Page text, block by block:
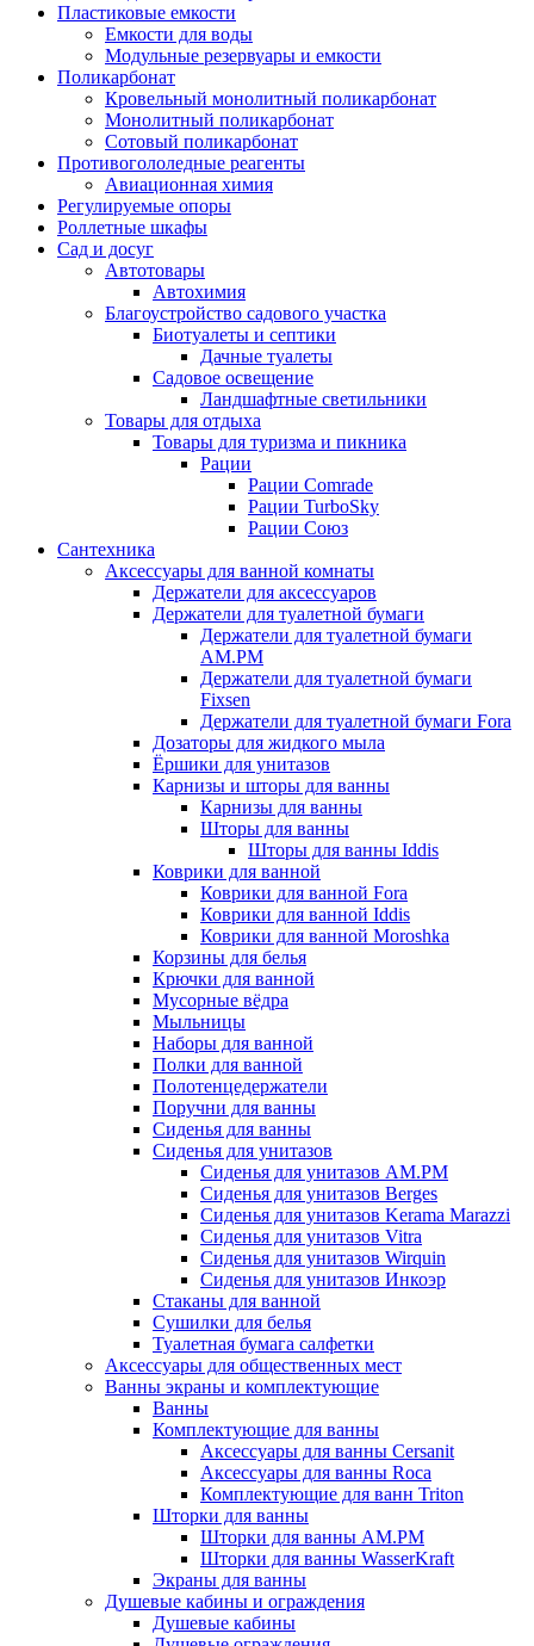
Пластиковые емкости
Емкости для воды
Модульные резервуары и емкости
Поликарбонат
Кровельный монолитный поликарбонат
Монолитный поликарбонат
Сотовый поликарбонат
Противогололедные реагенты
Авиационная химия
Регулируемые опоры
Роллетные шкафы
Сад и досуг
Автотовары
Автохимия
Благоустройство садового участка
Биотуалеты и септики
Дачные туалеты
Садовое освещение
Ландшафтные светильники
Товары для отдыха
Товары для туризма и пикника
Рации
Рации Comrade
Рации TurboSky
Рации Союз
Сантехника
Аксессуары для ванной комнаты
Держатели для аксессуаров
Держатели для туалетной бумаги
Держатели для туалетной бумаги
AM.PM
Держатели для туалетной бумаги
Fixsen
Держатели для туалетной бумаги Fora
Дозаторы для жидкого мыла
Ёршики для унитазов
Карнизы и шторы для ванны
Карнизы для ванны
Шторы для ванны
Шторы для ванны Iddis
Коврики для ванной
Коврики для ванной Fora
Коврики для ванной Iddis
Коврики для ванной Moroshka
Корзины для белья
Крючки для ванной
Мусорные вёдра
Мыльницы
Наборы для ванной
Полки для ванной
Полотенцедержатели
Поручни для ванны
Сиденья для ванны
Сиденья для унитазов
Сиденья для унитазов AM.PM
Сиденья для унитазов Berges
Сиденья для унитазов Kerama Marazzi
Сиденья для унитазов Vitra
Сиденья для унитазов Wirquin
Сиденья для унитазов Инкоэр
Стаканы для ванной
Сушилки для белья
Туалетная бумага салфетки
Аксессуары для общественных мест
Ванны экраны и комплектующие
Ванны
Комплектующие для ванны
Аксессуары для ванны Cersanit
Аксессуары для ванны Roca
Комплектующие для ванн Triton
Шторки для ванны
Шторки для ванны AM.PM
Шторки для ванны WasserKraft
Экраны для ванны
Душевые кабины и ограждения
Душевые кабины